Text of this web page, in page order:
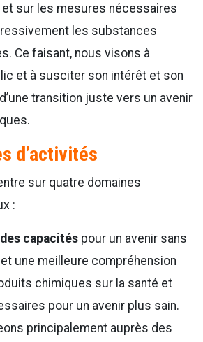
sur les mesures nécessaires
les substances
Ce faisant, nous visons à
et à susciter son intérêt et son
transition juste vers un avenir
d’activités
sur quatre domaines
:
capacités pour un avenir sans
une meilleure compréhension
chimiques sur la santé et
pour un avenir plus sain.
principalement auprès des